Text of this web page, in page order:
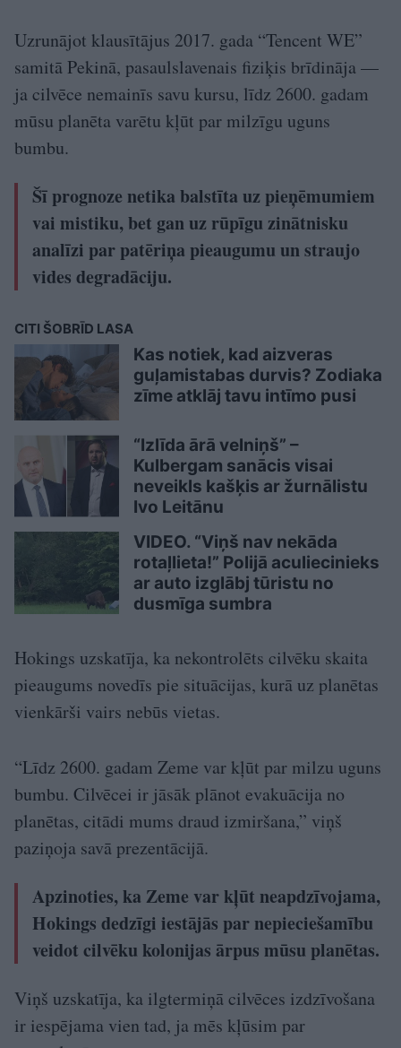
Uzrunājot klausītājus 2017. gada “Tencent WE”
samitā Pekinā, pasaulslavenais fiziķis brīdināja —
ja cilvēce nemainīs savu kursu, līdz 2600. gadam
mūsu planēta varētu kļūt par milzīgu uguns
bumbu.
Šī prognoze netika balstīta uz pieņēmumiem
vai mistiku, bet gan uz rūpīgu zinātnisku
analīzi par patēriņa pieaugumu un straujo
vides degradāciju.
CITI ŠOBRĪD LASA
Kas notiek, kad aizveras
guļamistabas durvis? Zodiaka
zīme atklāj tavu intīmo pusi
“Izlīda ārā velniņš” –
Kulbergam sanācis visai
neveikls kašķis ar žurnālistu
Ivo Leitānu
VIDEO. “Viņš nav nekāda
rotaļlieta!” Polijā aculiecinieks
ar auto izglābj tūristu no
dusmīga sumbra
Hokings uzskatīja, ka nekontrolēts cilvēku skaita
pieaugums novedīs pie situācijas, kurā uz planētas
vienkārši vairs nebūs vietas.
“Līdz 2600. gadam Zeme var kļūt par milzu uguns
bumbu. Cilvēcei ir jāsāk plānot evakuācija no
planētas, citādi mums draud izmiršana,” viņš
paziņoja savā prezentācijā.
Apzinoties, ka Zeme var kļūt neapdzīvojama,
Hokings dedzīgi iestājās par nepieciešamību
veidot cilvēku kolonijas ārpus mūsu planētas.
Viņš uzskatīja, ka ilgtermiņā cilvēces izdzīvošana
ir iespējama vien tad, ja mēs kļūsim par